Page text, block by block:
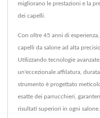
migliorano le prestazioni e la
dei capelli.
Con oltre 45 anni di
capelli da salone ad alta
Utilizzando tecnologie
un'eccezionale affilatura,
strumento è progettato
esatte dei parrucchieri,
risultati superiori in ogni salone.